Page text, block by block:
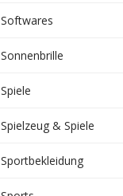
Softwares
Sonnenbrille
Spiele
Spielzeug & Spiele
Sportbekleidung